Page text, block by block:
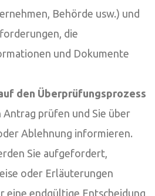
Behörde usw.) und
die
und Dokumente
den Überprüfungsprozess
Antrag prüfen und Sie über
Ablehnung informieren.
Sie aufgefordert,
oder Erläuterungen
eine endgültige Entscheidung